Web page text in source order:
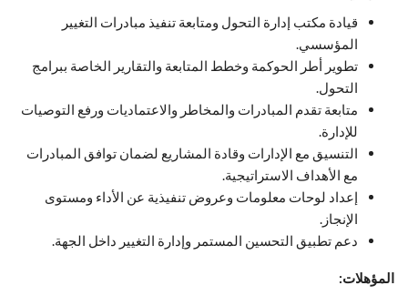
قيادة مكتب إدارة التحول ومتابعة تنفيذ مبادرات التغيير
المؤسسي.
تطوير أطر الحوكمة وخطط المتابعة والتقارير الخاصة ببرامج
التحول.
متابعة تقدم المبادرات والمخاطر والاعتماديات ورفع التوصيات
للإدارة.
التنسيق مع الإدارات وقادة المشاريع لضمان توافق المبادرات
مع الأهداف الاستراتيجية.
إعداد لوحات معلومات وعروض تنفيذية عن الأداء ومستوى
الإنجاز.
دعم تطبيق التحسين المستمر وإدارة التغيير داخل الجهة.
المؤهلات: